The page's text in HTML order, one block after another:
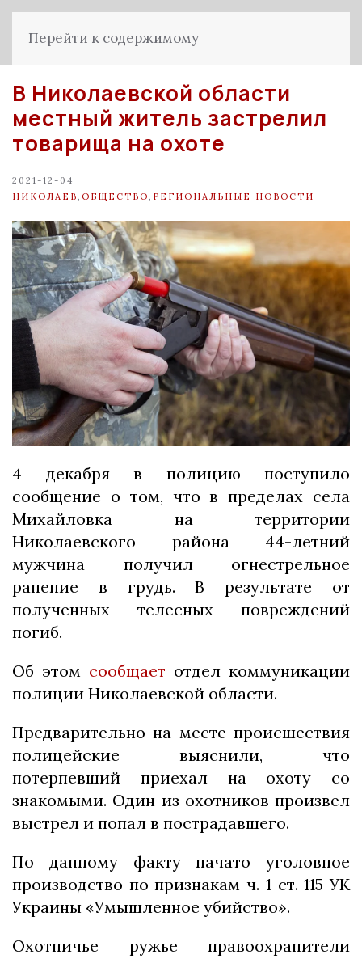
Перейти к содержимому
В Николаевской области
местный житель застрелил
товарища на охоте
2021-12-04
НИКОЛАЕВ ОБЩЕСТВО РЕГИОНАЛЬНЫЕ НОВОСТИ
4 декабря в полицию поступило
сообщение о том, что в пределах села
Михайловка на территории
Николаевского района 44-летний
мужчина получил огнестрельное
ранение в грудь. В результате от
полученных телесных повреждений
погиб.
Об этом сообщает отдел коммуникации
полиции Николаевской области.
Предварительно на месте происшествия
полицейские выяснили, что
потерпевший приехал на охоту со
знакомыми. Один из охотников произвел
выстрел и попал в пострадавшего.
По данному факту начато уголовное
производство по признакам ч. 1 ст. 115 УК
Украины «Умышленное убийство».
Охотничье ружье правоохранители